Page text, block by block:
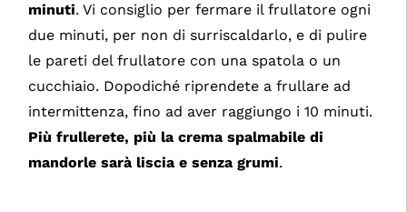
minuti. Vi consiglio per fermare il frullatore ogni
due minuti, per non di surriscaldarlo, e di pulire
le pareti del frullatore con una spatola o un
cucchiaio. Dopodiché riprendete a frullare ad
intermittenza, fino ad aver raggiungo i 10 minuti.
Più frullerete, più la crema spalmabile di
mandorle sarà liscia e senza grumi.